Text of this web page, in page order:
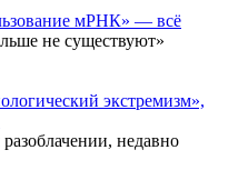
мРНК» — всё
не существуют»
экстремизм»,
недавно